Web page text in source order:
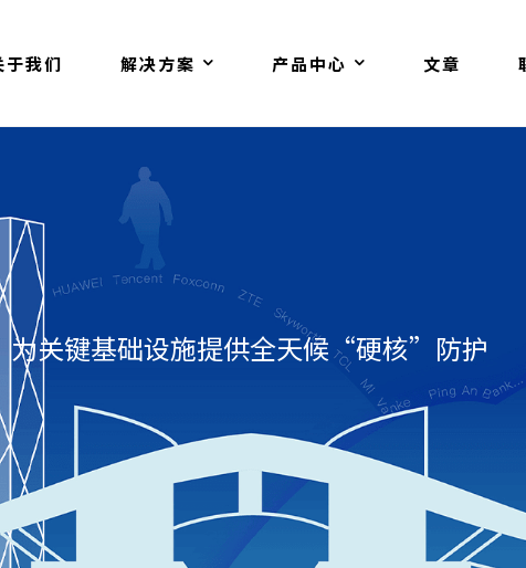
于我们 解决方案 产品中心 文章
为关键基础设施提供全天候“硬核”防护